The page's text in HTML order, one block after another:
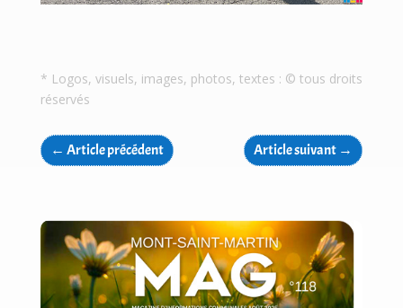
* Logos, visuels, images, photos, textes : © tous droits
réservés
← Article précédent Article suivant →